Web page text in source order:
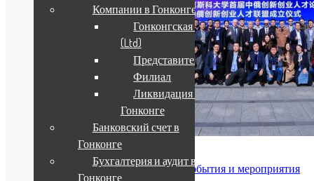
Поделиться в соцсетях:
26/12/2023в рубрикеСобытия и мероприятия
Компании в Гонконге
Гонконгская компания
(Ltd)
Представительство
Филиал
Ликвидация компании в
Гонконге
Банковский счет в
Гонконге
Бухгалтерия и аудит в
Гонконге